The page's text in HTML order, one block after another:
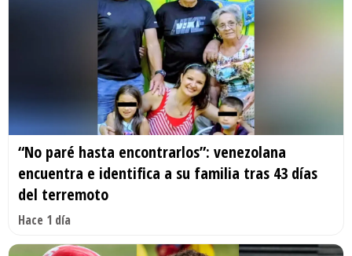
“No paré hasta encontrarlos”: venezolana
encuentra e identifica a su familia tras 43 días
del terremoto
Hace 1 día